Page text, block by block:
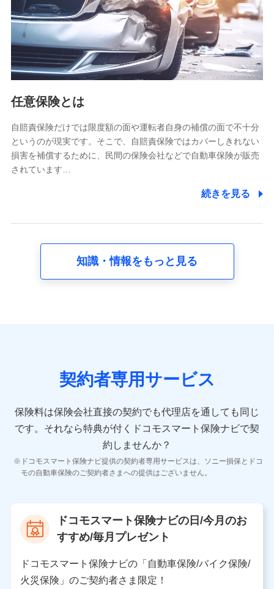
基本情報
氏名、電話番号、メールアドレス、お客さまの識別子、
属性、連絡先、dポイントサービスのご利用に関する情
報。例として、dポイントカード番号、性別、年齢、家族
構成、住所、dポイント残高、dポイント利用履歴などが
含まれます。
当社又は株式会社NTTドコモが提供する各種サービスな
又は株式会社NTTドコモが提供する各種サービスのご契
約状態・ご利用履歴インターネット利用時の行動に関す
る情報、アプリケーション利用時の行動に関する情報、
購入されたサービスや商品の名称・購入場所・決済に関
する情報、アンケートの回答に関する情報などが含まれ
の内容、保険料、保険料のお支払方法、車のメーカーや
走行距離などの情報、建物の構造や築年数などの情報、
険契約に関する情報。例として、保険契約者及び被保険
者の氏名、住所、生年月日、性別、保険契約者と被保険
報、建物の構造や築年数などの情報、ペットの種類や年
齢などの情報などが含まれます。
【共同して利用する者の範囲】
当社
当社又は株式会社NTTドコモが提供する保険関連サービ
スにおけるユーザ登録受付および管理のため
を受けている保険会社・提携会社の保険その他に関する
情報を提供するため、また維持管理等の委託業務遂行の
ため、またそれらに付帯、関連する当社、株式会社NTT
任意保険とは
自賠責保険だけでは限度額の面や運転者自身の補償の面で不十分
というのが現実です。そこで、自賠責保険ではカバーしきれない
損害を補償するために、民間の保険会社などで自動車保険が販売
されています…
続きを見る
知識・情報をもっと見る
契約者専用サービス
保険料は保険会社直接の契約でも代理店を通しても同じ
です。 それなら特典が付くドコモスマート保険ナビで契
約しませんか？
ドコモスマート保険ナビ提供の契約者専用サービスは、ソニー損保とドコ
モの自動車保険のご契約者さまへの提供はございません。
ドコモスマート保険ナビの日/今月のお
すすめ/毎月プレゼント
ドコモスマート保険ナビの「自動車保険/バイク保険/
火災保険」のご契約者さま限定！